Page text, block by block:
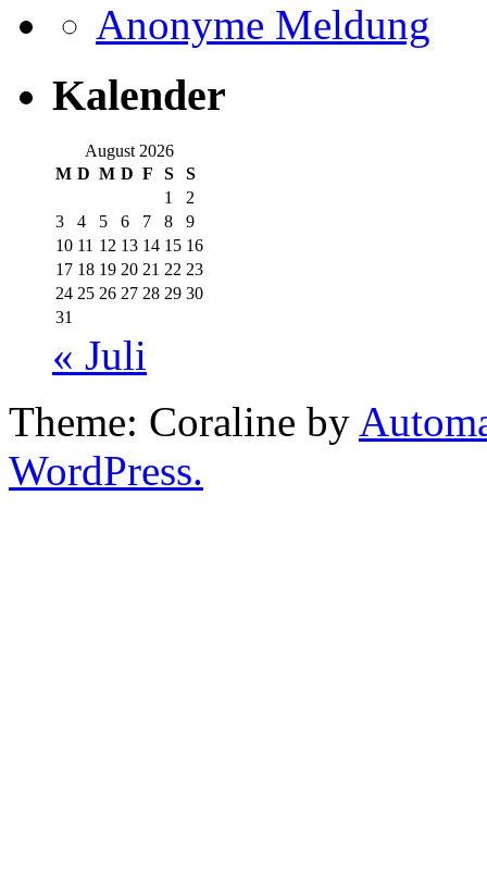
Anonyme Meldung
Kalender
August 2026
M D M D F S
S
1
2
3
4 5 6 7 8
9
10 11 12 13 14 15 16
17 18 19 20 21 22 23
24 25 26 27 28 29 30
31
« Juli
Theme: Coraline by
WordPress.